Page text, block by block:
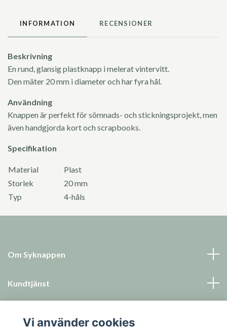
INFORMATION RECENSIONER
Beskrivning
En rund, glansig plastknapp i melerat vintervitt.
Den mäter 20 mm i diameter och har fyra hål.
Användning
Knappen är perfekt för sömnads- och stickningsprojekt, men
även handgjorda kort och scrapbooks.
Specifikation
Material
Plast
Storlek
20 mm
Typ
4-håls
Om Syknappen
Kundtjänst
Vi använder cookies